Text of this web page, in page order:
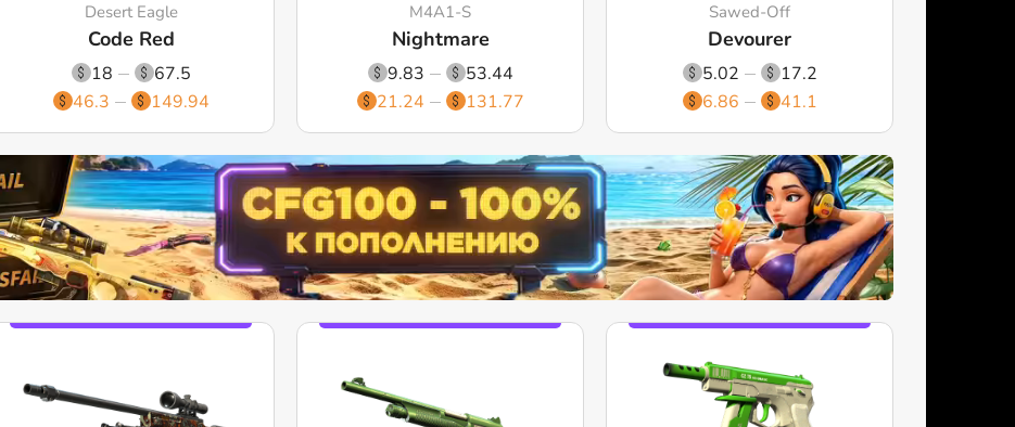
Desert Eagle
Code Red
18
67.5
46.3
149.94
M4A1-S
Nightmare
9.83
53.44
21.24
131.77
Sawed-Off
Devourer
5.02
17.2
6.86
41.1